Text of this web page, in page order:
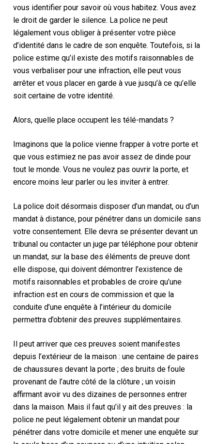
vous identifier pour savoir où vous habitez. Vous avez
le droit de garder le silence. La police ne peut
légalement vous obliger à présenter votre pièce
d’identité dans le cadre de son enquête. Toutefois, si la
police estime qu’il existe des motifs raisonnables de
vous verbaliser pour une infraction, elle peut vous
arrêter et vous placer en garde à vue jusqu’à ce qu’elle
soit certaine de votre identité.
Alors, quelle place occupent les télé-mandats ?
Imaginons que la police vienne frapper à votre porte et
que vous estimiez ne pas avoir assez de dinde pour
tout le monde. Vous ne voulez pas ouvrir la porte, et
encore moins leur parler ou les inviter à entrer.
La police doit désormais disposer d’un mandat, ou d’un
mandat à distance, pour pénétrer dans un domicile sans
votre consentement. Elle devra se présenter devant un
tribunal ou contacter un juge par téléphone pour obtenir
un mandat, sur la base des éléments de preuve dont
elle dispose, qui doivent démontrer l’existence de
motifs raisonnables et probables de croire qu’une
infraction est en cours de commission et que la
conduite d’une enquête à l’intérieur du domicile
permettra d’obtenir des preuves supplémentaires.
Il peut arriver que ces preuves soient manifestes
depuis l’extérieur de la maison : une centaine de paires
de chaussures devant la porte ; des bruits de foule
provenant de l’autre côté de la clôture ; un voisin
affirmant avoir vu des dizaines de personnes entrer
dans la maison. Mais il faut qu’il y ait des preuves : la
police ne peut légalement obtenir un mandat pour
pénétrer dans votre domicile et mener une enquête sur